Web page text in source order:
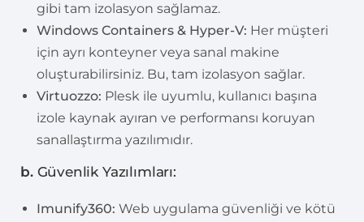
gibi tam izolasyon sağlamaz.
Windows Containers & Hyper-V: Her müşteri
için ayrı konteyner veya sanal makine
oluşturabilirsiniz. Bu, tam izolasyon sağlar.
Virtuozzo: Plesk ile uyumlu, kullanıcı başına
izole kaynak ayıran ve performansı koruyan
sanallaştırma yazılımıdır.
b. Güvenlik Yazılımları:
Imunify360: Web uygulama güvenliği ve kötü